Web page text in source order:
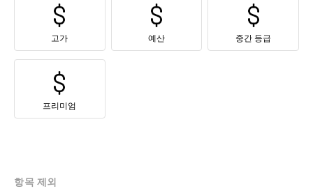
고가 예산 중간 등급
프리미엄
항목 제외